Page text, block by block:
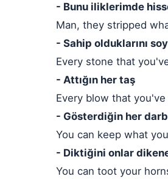
- Bunu iliklerimde
Man, they stripped
- Sahip olduklarını
Every stone that
- Attığın her taş
Every blow that
- Gösterdiğin her
You can keep what
- Diktiğini onlar
You can toot your